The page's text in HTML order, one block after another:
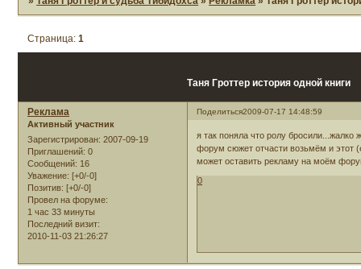
Таня Гроттер история одной книги
Страница:1
Поделиться2009-07-17 14:48:59
Реклама
Активный участник
Зарегистрирован: 2007-09-19
Приглашений: 0
Сообщений: 16
Уважение: [+0/-0]
Позитив: [+0/-0]
Провел на форуме:
1 час 33 минуты
Последний визит:
2010-11-03 21:26:27
я так поняла что ролу
форум сюжет отчасти возьмём и этот
может оставить рекламу на моём
0